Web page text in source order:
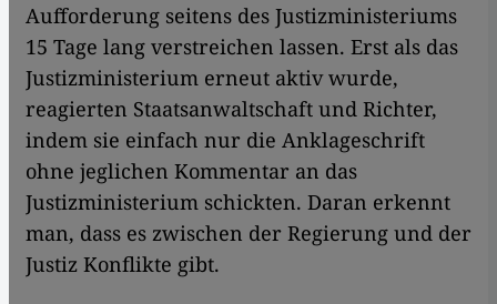
Aufforderung seitens des Justizministeriums
15 Tage lang verstreichen lassen. Erst als das
Justizministerium erneut aktiv wurde,
reagierten Staatsanwaltschaft und Richter,
indem sie einfach nur die Anklageschrift
ohne jeglichen Kommentar an das
Justizministerium schickten. Daran erkennt
man, dass es zwischen der Regierung und der
Justiz Konflikte gibt.